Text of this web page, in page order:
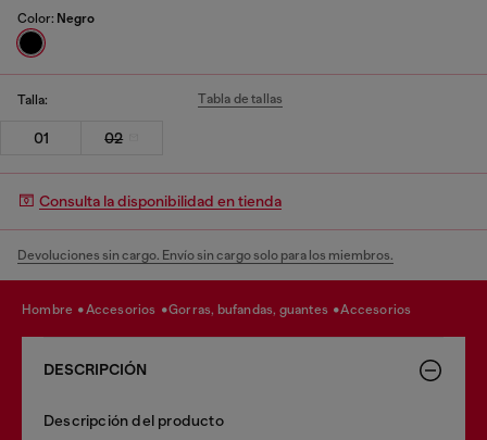
Color: Negro
Talla: Tabla de tallas
01 02
Consulta la disponibilidad en tienda
Devoluciones sin cargo. Envío sin cargo solo para los miembros.
hombre accesorios gorras, bufandas, guantes accesorios
DESCRIPCIÓN
Descripción del producto